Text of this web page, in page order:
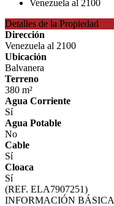
Detalles de la Propiedad
Dirección
Venezuela al 2100
Ubicación
Balvanera
Terreno
380 m²
Agua Corriente
Sí
Agua Potable
No
Cable
Sí
Cloaca
Sí
(REF. ELA7907251)
INFORMACIÓN BÁSICA